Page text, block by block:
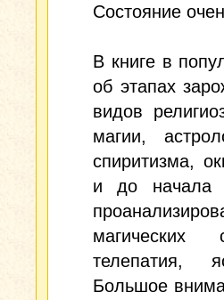
Состояние
В книге в
об этапах
видов
магии,
спиритизма,
и до начала
магических
телепатия,
Большое